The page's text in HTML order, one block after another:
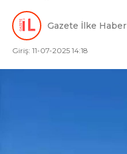
Gazete İlke Haber
Giriş: 11-07-2025 14:18